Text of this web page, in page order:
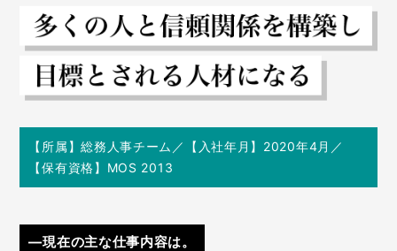
【所属】総務人事チーム／【入社年月】2020年4月／
【保有資格】MOS 2013
―現在の主な仕事内容は。